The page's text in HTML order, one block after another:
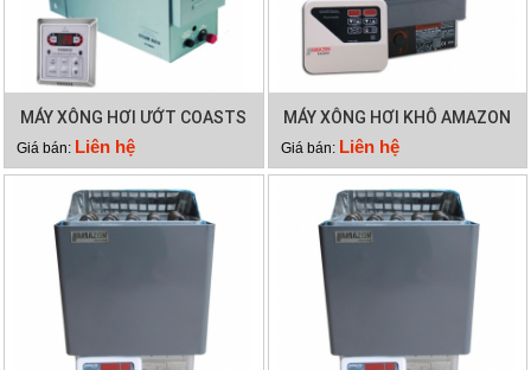
MÁY XÔNG HƠI ƯỚT COASTS
KSA 45
Giá bán: Liên hệ
MÁY XÔNG HƠI KHÔ AMAZON
12KW
Giá bán: Liên hệ